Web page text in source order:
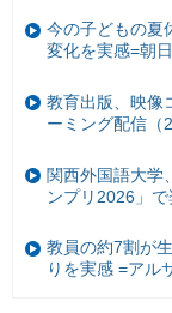
今の子どもの夏
変化を実感=朝
教育出版、映像
ーミング配信（
関西外国語大学
ンプリ2026」
教員の約7割が
りを実感 =アル